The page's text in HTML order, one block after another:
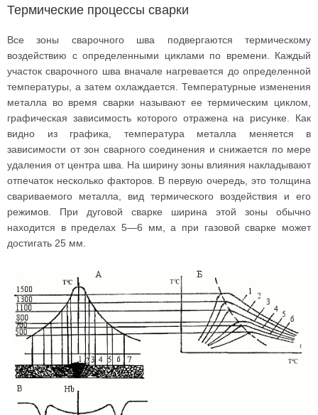
Термические процессы сварки
Все зоны сварочного шва подвергаются термическому
воздействию с определенными циклами по времени. Каждый
участок сварочного шва вначале нагревается до определенной
температуры, а затем охлаждается. Температурные изменения
металла во время сварки называют ее термическим циклом,
графическая зависимость которого отражена на рисунке. Как
видно из графика, температура металла меняется в
зависимости от зон сварного соединения и снижается по мере
удаления от центра шва. На ширину зоны влияния накладывают
отпечаток несколько факторов. В первую очередь, это толщина
свариваемого металла, вид термического воздействия и его
режимов. При дуговой сварке ширина этой зоны обычно
находится в пределах 5—6 мм, а при газовой сварке может
достигать 25 мм.